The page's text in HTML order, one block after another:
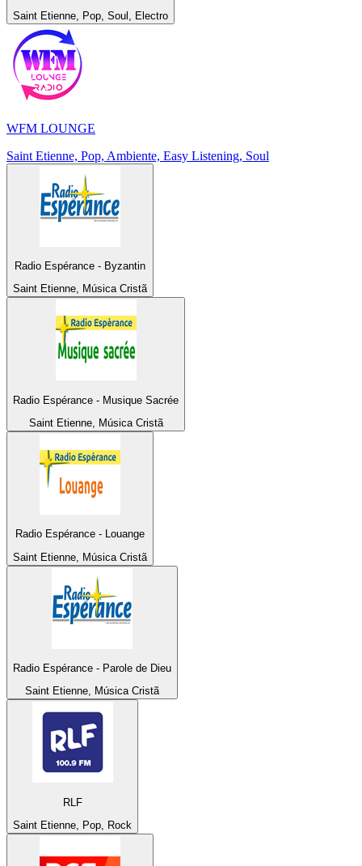
Saint Etienne, Pop, Soul, Electro
WFM LOUNGE
Saint Etienne, Pop, Ambiente, Easy Listening, Soul
Radio Espérance - Byzantin
Saint Etienne, Música Cristã
Radio Espérance - Musique Sacrée
Saint Etienne, Música Cristã
Radio Espérance - Louange
Saint Etienne, Música Cristã
Radio Espérance - Parole de Dieu
Saint Etienne, Música Cristã
RLF
Saint Etienne, Pop, Rock